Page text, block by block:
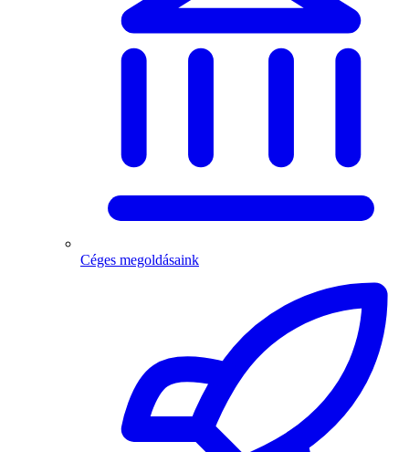
Céges megoldásaink